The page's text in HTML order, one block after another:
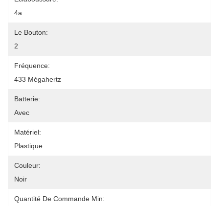
4a
Le Bouton:
2
Fréquence:
433 Mégahertz
Batterie:
Avec
Matériel:
Plastique
Couleur:
Noir
Quantité De Commande Min: